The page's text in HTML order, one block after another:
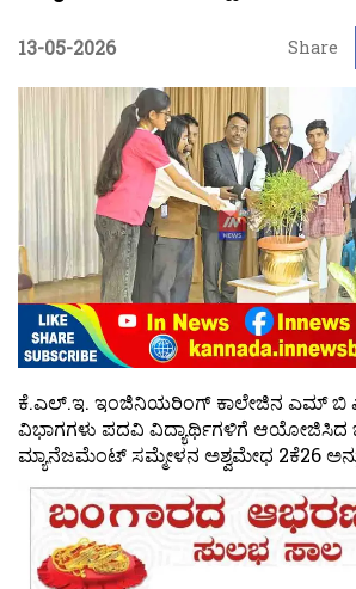
13-05-2026 Share
ಕೆ.ಎಲ್.ಇ. ಇಂಜಿನಿಯರಿಂಗ್ ಕಾಲೇಜಿನ ಎಮ್ ಬಿ
ವಿಭಾಗಗಳು ಪದವಿ ವಿದ್ಯಾರ್ಥಿಗಳಿಗೆ ಆಯೋಜಿಸಿದ
ಮ್ಯಾನೆಜಮೆಂಟ್ ಸಮ್ಮೇಳನ ಅಶ್ವಮೇಧ 2ಕೆ26